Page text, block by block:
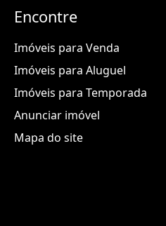
Encontre
Imóveis para Venda
Imóveis para Aluguel
Imóveis para Temporada
Anunciar imóvel
Mapa do site